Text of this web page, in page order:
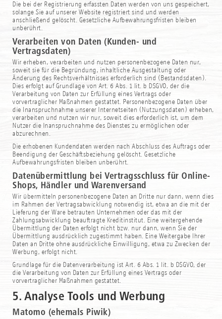
Die bei der Registrierung erfassten Daten werden von uns gespeichert,
solange Sie auf unserer Website registriert sind und werden
anschließend gelöscht. Gesetzliche Aufbewahrungsfristen bleiben
unberührt.
Verarbeiten von Daten (Kunden- und
Vertragsdaten)
Wir erheben, verarbeiten und nutzen personenbezogene Daten nur,
soweit sie für die Begründung, inhaltliche Ausgestaltung oder
Änderung des Rechtsverhältnisses erforderlich sind (Bestandsdaten).
Dies erfolgt auf Grundlage von Art. 6 Abs. 1 lit. b DSGVO, der die
Verarbeitung von Daten zur Erfüllung eines Vertrags oder
vorvertraglicher Maßnahmen gestattet. Personenbezogene Daten über
die Inanspruchnahme unserer Internetseiten (Nutzungsdaten) erheben,
verarbeiten und nutzen wir nur, soweit dies erforderlich ist, um dem
Nutzer die Inanspruchnahme des Dienstes zu ermöglichen oder
abzurechnen.
Die erhobenen Kundendaten werden nach Abschluss des Auftrags oder
Beendigung der Geschäftsbeziehung gelöscht. Gesetzliche
Aufbewahrungsfristen bleiben unberührt.
Datenübermittlung bei Vertragsschluss für Online-
Shops, Händler und Warenversand
Wir übermitteln personenbezogene Daten an Dritte nur dann, wenn dies
im Rahmen der Vertragsabwicklung notwendig ist, etwa an die mit der
Lieferung der Ware betrauten Unternehmen oder das mit der
Zahlungsabwicklung beauftragte Kreditinstitut. Eine weitergehende
Übermittlung der Daten erfolgt nicht bzw. nur dann, wenn Sie der
Übermittlung ausdrücklich zugestimmt haben. Eine Weitergabe Ihrer
Daten an Dritte ohne ausdrückliche Einwilligung, etwa zu Zwecken der
Werbung, erfolgt nicht.
Grundlage für die Datenverarbeitung ist Art. 6 Abs. 1 lit. b DSGVO, der
die Verarbeitung von Daten zur Erfüllung eines Vertrags oder
vorvertraglicher Maßnahmen gestattet.
5. Analyse Tools und Werbung
Matomo (ehemals Piwik)